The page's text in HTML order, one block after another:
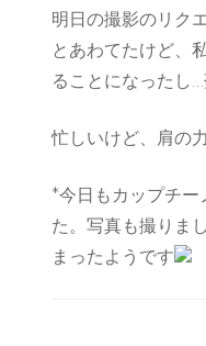
明日の撮影のリク
とあわてたけど、
ることになったし
忙しいけど、肩の
*今日もカップチー
た。写真も撮りま
まったようです